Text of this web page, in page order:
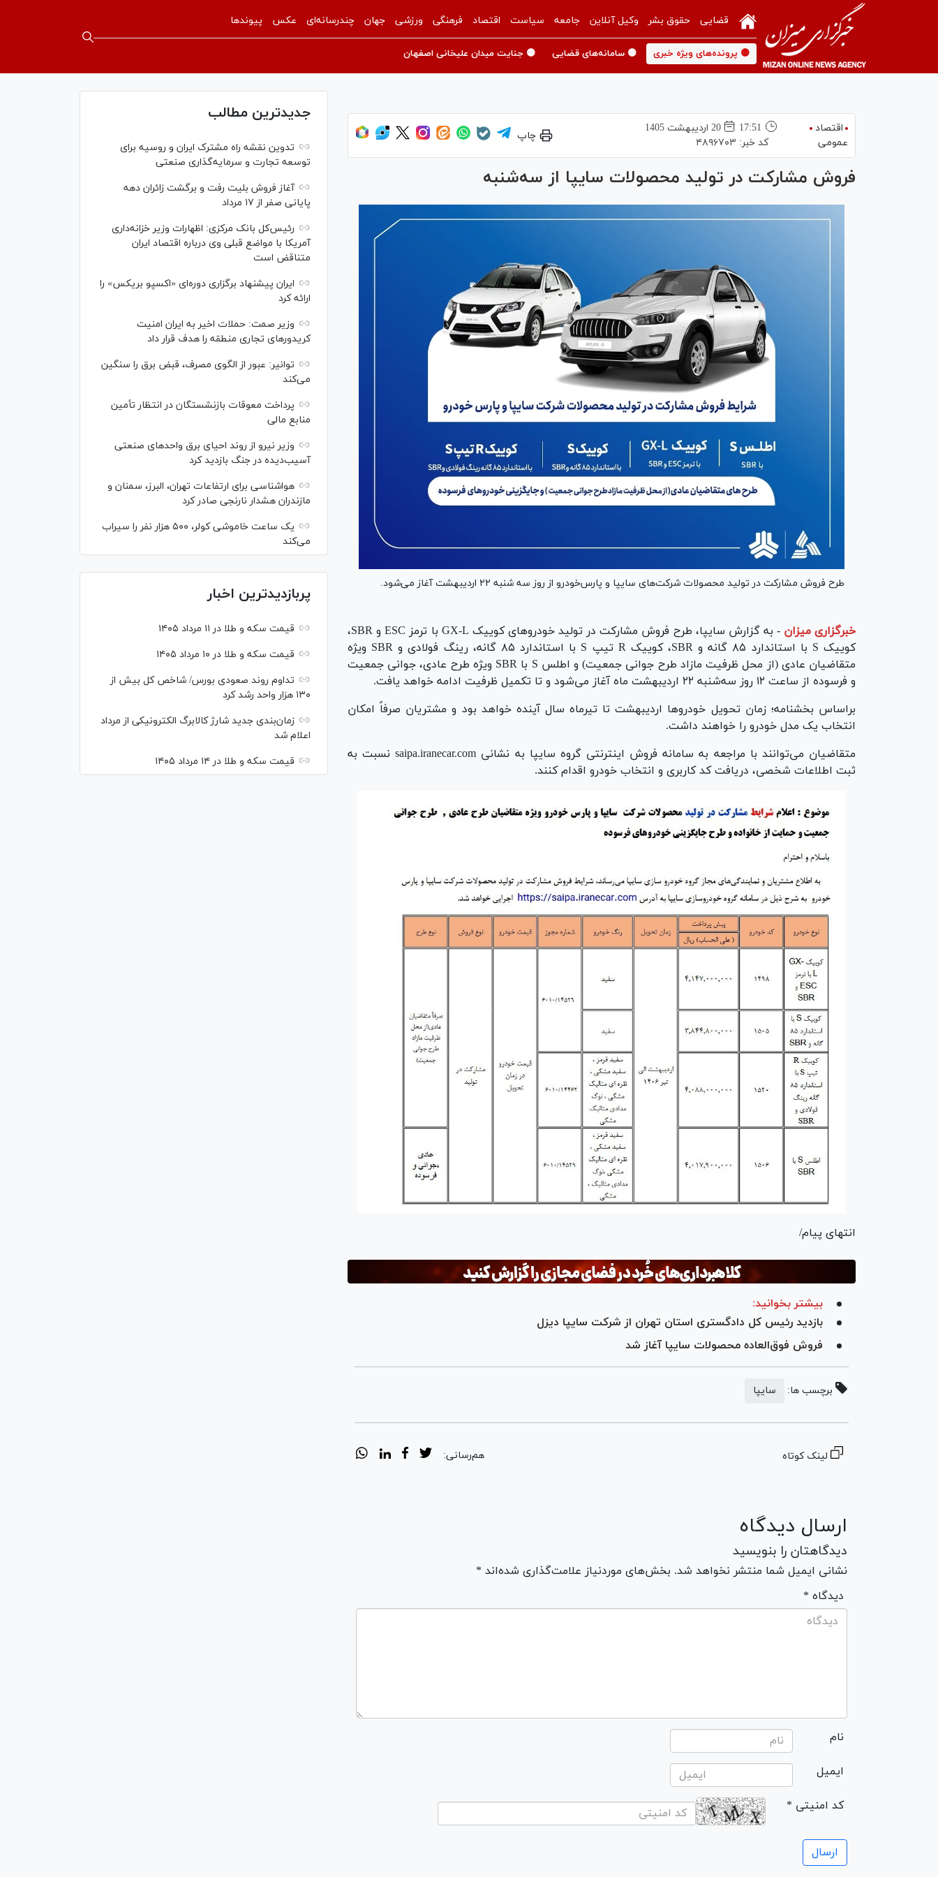
قضایی حقوق بشر وکیل آنلاین جامعه سیاست اقتصاد فرهنگی ورزشی جهان چندرسانه‌ای عکس پیوندها
🟡 پرونده‌های ویژه خبری 🟡 سامانه‌های قضایی 🟡 جنایت میدان علیخانی اصفهان
اقتصاد
عمومی
17:51
20 ارديبهشت 1405
کد خبر: ۴۸۹۶۷۰۳
چاپ
فروش مشارکت در تولید محصولات سایپا از سه‌شنبه
‌طرح فروش مشارکت در تولید محصولات شرکت‌های سایپا و پارس‌خودرو از روز سه شنبه ۲۲ اردیبهشت آغاز می‌شود.
خبرگزاری میزان -
به گزارش سایپا، طرح فروش مشارکت در تولید خودرو‌های کوییک GX-L با ترمز ESC و SBR،
کوییک S با استاندارد ۸۵ گانه و SBR، کوییک R تیپ S با استاندارد ۸۵ گانه، رینگ فولادی و SBR ویژه
متقاضیان عادی (از محل ظرفیت مازاد طرح جوانی جمعیت) و اطلس S با SBR ویژه طرح عادی، جوانی جمعیت
و فرسوده از ساعت ۱۲ روز سه‌شنبه ۲۲ اردیبهشت ماه آغاز می‌شود و تا تکمیل ظرفیت ادامه خواهد یافت.
براساس بخشنامه؛ زمان تحویل خودرو‌ها اردیبهشت تا تیرماه سال آینده خواهد بود و مشتریان صرفاً امکان
انتخاب یک مدل خودرو را خواهند داشت.
متقاضیان می‌توانند با مراجعه به سامانه فروش اینترنتی گروه سایپا به نشانی saipa.iranecar.com نسبت به
ثبت اطلاعات شخصی، دریافت کد کاربری و انتخاب خودرو اقدام کنند.
انتهای پیام/
بیشتر بخوانید:
بازدید رئیس کل دادگستری استان تهران از شرکت سایپا دیزل
فروش فوق‌العاده محصولات سایپا آغاز شد
برچسب ها: سایپا
لینک کوتاه هم‌رسانی:
ارسال دیدگاه
دیدگاهتان را بنویسید
نشانی ایمیل شما منتشر نخواهد شد. بخش‌های موردنیاز علامت‌گذاری شده‌اند *
* دیدگاه
نام
ایمیل
* کد امنیتی
جدیدترین مطالب
تدوین نقشه راه مشترک ایران و روسیه برای
توسعه تجارت و سرمایه‌گذاری صنعتی
آغاز فروش بلیت رفت و برگشت زائران دهه
پایانی صفر از ۱۷ مرداد
رئیس‌کل بانک مرکزی: اظهارات وزیر خزانه‌داری
آمریکا با مواضع قبلی وی درباره اقتصاد ایران
متناقض است
ایران پیشنهاد برگزاری دوره‌ای «اکسپو بریکس» را
ارائه کرد
وزیر صمت: حملات اخیر به ایران امنیت
کریدورهای تجاری منطقه را هدف قرار داد
توانیر: عبور از الگوی مصرف، قبض برق را سنگین
می‌کند
پرداخت معوقات بازنشستگان در انتظار تأمین
منابع مالی
وزیر نیرو از روند احیای برق واحدهای صنعتی
آسیب‌دیده در جنگ بازدید کرد
هواشناسی برای ارتفاعات تهران، البرز، سمنان و
مازندران هشدار نارنجی صادر کرد
یک ساعت خاموشی کولر، ۵۰۰ هزار نفر را سیراب
می‌کند
پربازدیدترین اخبار
قیمت سکه و طلا در ۱۱ مرداد ۱۴۰۵
قیمت سکه و طلا در ۱۰ مرداد ۱۴۰۵
تداوم روند صعودی بورس/ شاخص کل بیش از
۱۳۰ هزار واحد رشد کرد
زمان‌بندی جدید شارژ کالابرگ الکترونیکی از مرداد
اعلام شد
قیمت سکه و طلا در ۱۴ مرداد ۱۴۰۵